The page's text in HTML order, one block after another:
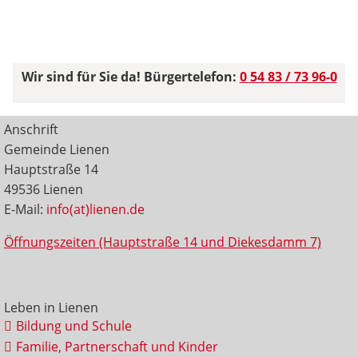
Wir sind für Sie da! Bürgertelefon: 0 54 83 / 73 96-0
Anschrift
Gemeinde Lienen
Hauptstraße 14
49536 Lienen
E-Mail: info(at)lienen.de
Öffnungszeiten (Hauptstraße 14 und Diekesdamm 7)
Leben in Lienen
Bildung und Schule
Familie, Partnerschaft und Kinder